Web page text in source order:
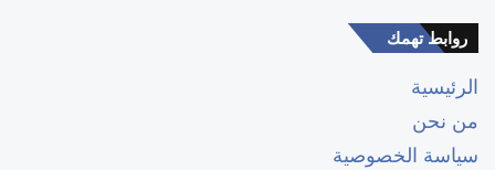
روابط تهمك
الرئيسية
من نحن
سياسة الخصوصية